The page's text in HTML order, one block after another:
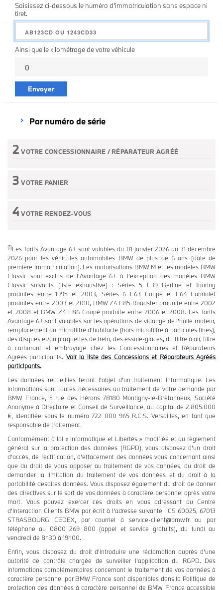
Saisissez ci-dessous le numéro d'immatriculation sans espace ni
tiret.
Ainsi que le kilométrage de votre véhicule
Envoyer
Par numéro de série
2 VOTRE CONCESSIONNAIRE / RÉPARATEUR AGRÉÉ
3 VOTRE PANIER
4 VOTRE RENDEZ-VOUS
(1)Les Tarifs Avantage 6+ sont valables du 01 janvier 2026 au 31 décembre
2026 pour les véhicules automobiles BMW de plus de 6 ans (date de
première immatriculation). Les motorisations BMW M et les modèles BMW
Classic sont exclus de l’Avantage 6+ à l’exception des modèles BMW
Classic suivants (liste exhaustive) : Séries 5 E39 Berline et Touring
produites entre 1995 et 2003, Séries 6 E63 Coupé et E64 Cabriolet
produites entre 2003 et 2010, BMW Z4 E85 Roadster produite entre 2002
et 2008 et BMW Z4 E86 Coupé produite entre 2006 et 2008. Les Tarifs
Avantage 6+ sont valables sur les opérations de vidange de l’huile moteur,
remplacement du microfiltre d’habitacle (hors microfiltre à particules fines),
des disques et/ou plaquettes de frein, des essuie-glaces, du filtre à air, filtre
à carburant et embrayage chez les Concessionnaires et Réparateurs
Agréés participants. Voir la liste des Concessions et Réparateurs Agréés
participants.
Les données recueillies feront l'objet d'un traitement informatique. Les
informations sont toutes nécessaires au traitement de votre demande par
BMW France, 5 rue des Hérons 78180 Montigny-le-Bretonneux, Société
Anonyme à Directoire et Conseil de Surveillance, au capital de 2.805.000
€, identifiée sous le numéro 722 000 965 R.C.S. Versailles, en tant que
responsable de traitement.
Conformément à loi « Informatique et Libertés » modifiée et au règlement
général sur la protection des données (RGPD), vous disposez d’un droit
d’accès, de rectification, d’effacement des données vous concernant ainsi
que du droit de vous opposer au traitement de vos données, du droit de
demander la limitation du traitement de vos données et du droit à la
portabilité desdites données. Vous disposez également du droit de donner
des directives sur le sort de vos données à caractère personnel après votre
mort. Vous pouvez exercer ces droits en vous adressant au Centre
d’Interaction Clients BMW par écrit à l’adresse suivante : CS 60025, 67013
STRASBOURG CEDEX, par courriel à service-client@bmw.fr ou par
téléphone au 0800 269 800 (appel et service gratuits), du lundi au
vendredi de 8h30 à 19h00.
Enfin, vous disposez du droit d’introduire une réclamation auprès d’une
autorité de contrôle chargée de surveiller l’application du RGPD. Des
informations complémentaires concernant le traitement de vos données à
caractère personnel par BMW France sont disponibles dans la Politique de
protection des données à caractère personnel de BMW France accessible